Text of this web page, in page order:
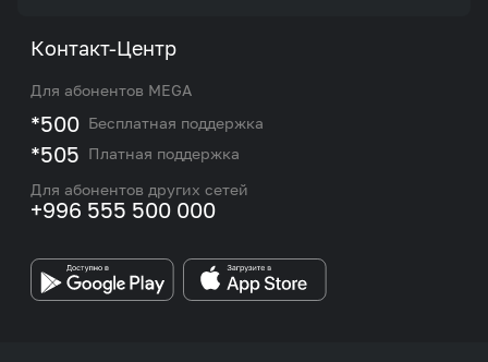
Роуминг и международные звонки
eSIM
Подбор номера
M2M
Контакты сотрудников отдела по работе с
корпоративными и VIP клиентами
О нас
Новости
Карта покрытия сети и центров обслуживания
Работа в MEGA
Бренд MEGA
Контакт-Центр
Для абонентов MEGA
*500 Бесплатная поддержка
*505 Платная поддержка
Для абонентов других сетей
+996 555 500 000